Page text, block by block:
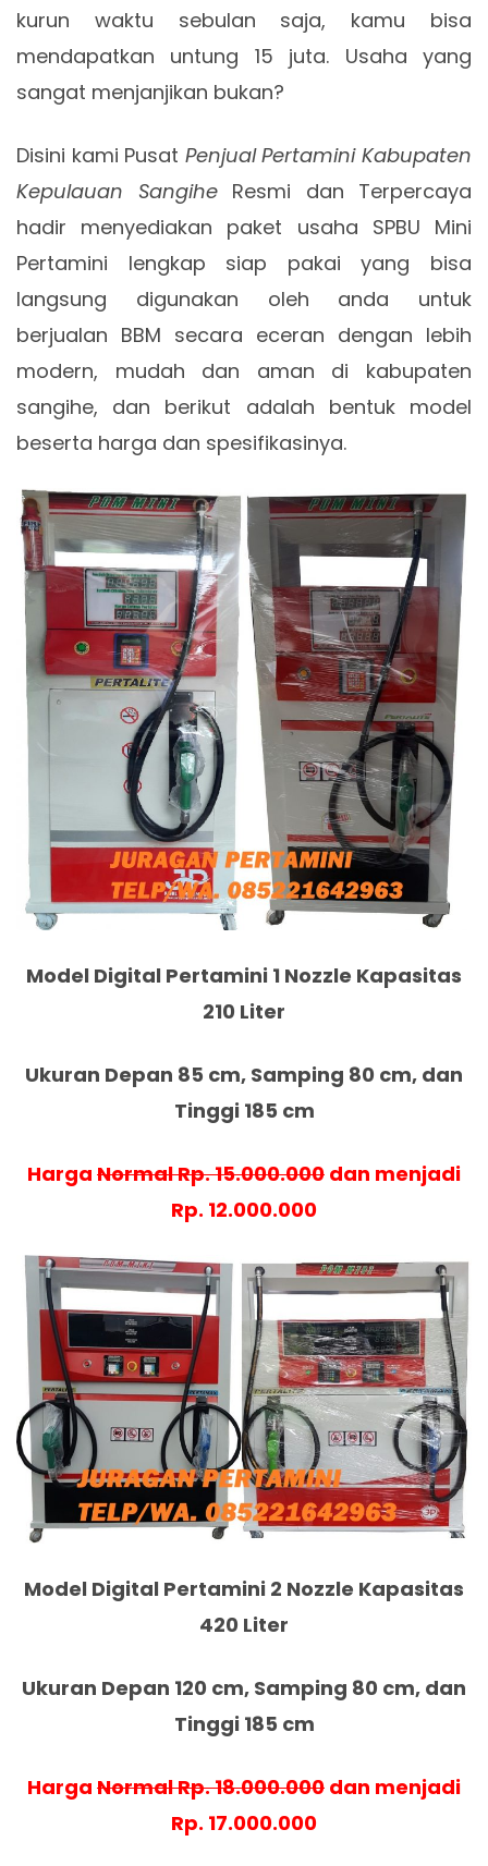
kurun waktu sebulan saja, kamu bisa
mendapatkan untung 15 juta. Usaha yang
sangat menjanjikan bukan?
Disini kami Pusat Penjual Pertamini Kabupaten
Kepulauan SangiheResmi dan Terpercaya
hadir menyediakan paket usaha SPBU Mini
Pertamini lengkap siap pakai yang bisa
langsung digunakan oleh anda untuk
berjualan BBM secara eceran dengan lebih
modern, mudah dan aman di kabupaten
sangihe, dan berikut adalah bentuk model
beserta harga dan spesifikasinya.
Model Digital Pertamini 1 Nozzle Kapasitas
210 Liter
Ukuran Depan 85 cm, Samping 80 cm, dan
Tinggi 185 cm
Harga Normal Rp. 15.000.000 dan menjadi
Rp. 12.000.000
Model Digital Pertamini 2 Nozzle Kapasitas
420 Liter
Ukuran Depan 120 cm, Samping 80 cm, dan
Tinggi 185 cm
Harga Normal Rp. 18.000.000 dan menjadi
Rp. 17.000.000